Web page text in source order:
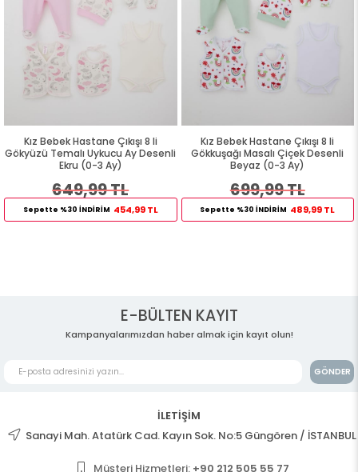
8 li
Desenli
TL
Kız Bebek Hastane Çıkışı 8 li
Gökkuşağı Masalı Çiçek Desenli
Beyaz (0-3 Ay)
699,99 TL
Sepette %30 İNDİRİM 489,99 TL
Kız Bebek Hastane
Ponponlu Tavşancık
3 Ay)
369,99 TL
Sepette %30 İNDİRİM
E-BÜLTEN KAYIT
Kampanyalarımızdan haber almak için kayıt olun!
GÖNDER
İLETİŞİM
Sanayi Mah. Atatürk Cad. Kayın Sok. No:5 Güngören / İSTANBUL
Müşteri Hizmetleri: +90 212 505 55 77